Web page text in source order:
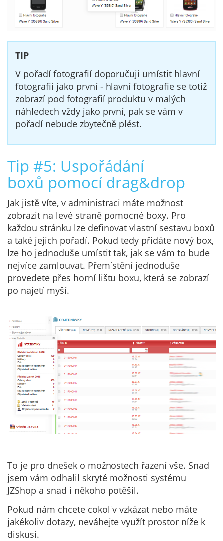
TIP
V pořadí fotografií doporučuji umístit hlavní
fotografii jako první - hlavní fotografie se totiž
zobrazí pod fotografií produktu v malých
náhledech vždy jako první, pak se vám v
pořadí nebude zbytečně plést.
Tip #5: Uspořádání
boxů pomocí drag&drop
Jak jistě víte, v administraci máte možnost
zobrazit na levé straně pomocné boxy. Pro
každou stránku lze definovat vlastní sestavu boxů
a také jejich pořadí. Pokud tedy přidáte nový box,
lze ho jednoduše umístit tak, jak se vám to bude
nejvíce zamlouvat. Přemístění jednoduše
provedete přes horní lištu boxu, která se zobrazí
po najetí myší.
To je pro dnešek o možnostech řazení vše. Snad
jsem vám odhalil skryté možnosti systému
JZShop a snad i někoho potěšil.
Pokud nám chcete cokoliv vzkázat nebo máte
jakékoliv dotazy, neváhejte využít prostor níže k
diskusi.